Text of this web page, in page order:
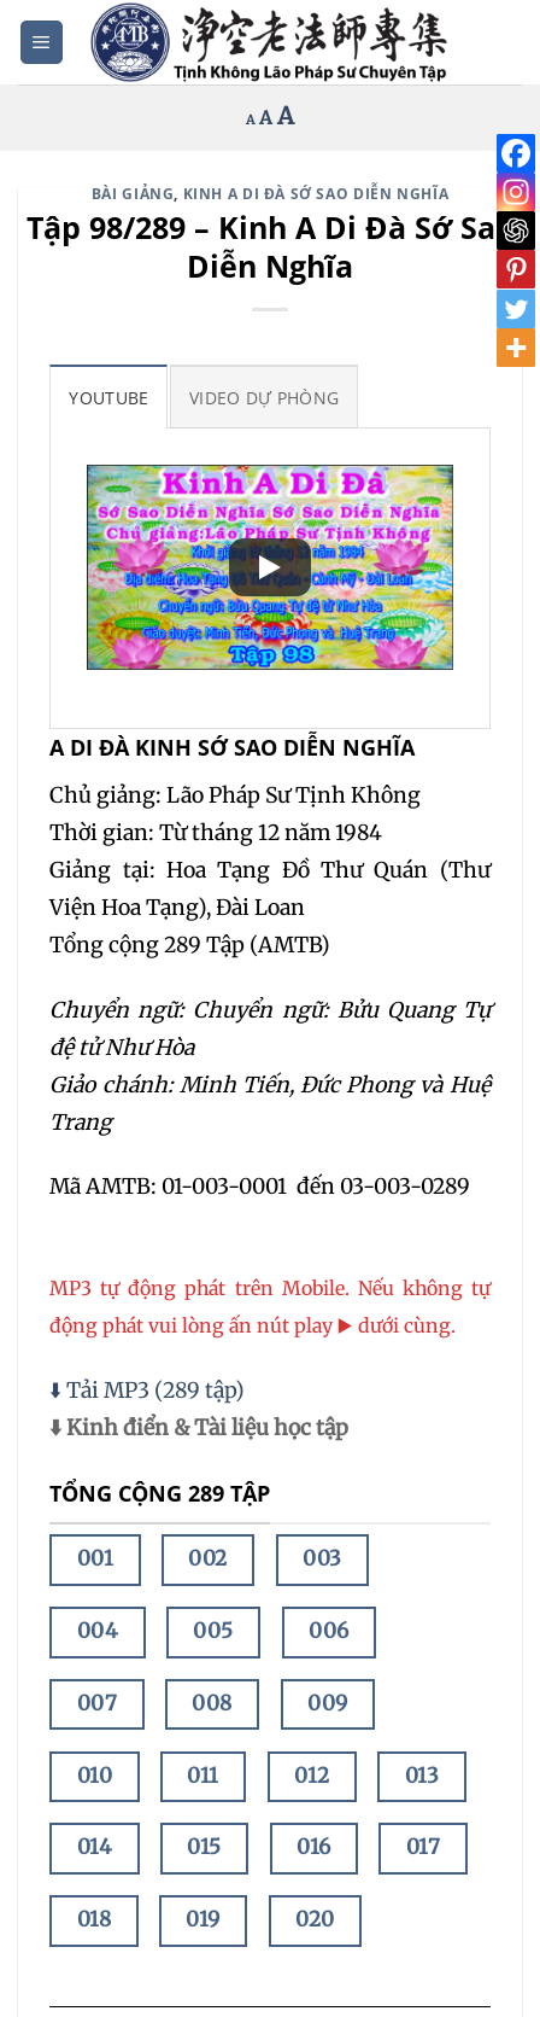
Bỏ
qua
nội
A Decrease
size.
A Reset
size.
A
size.
BÀI GIẢNG, KINH A DI ĐÀ SỚ SAO DIỄN NGHĨA
Tập 98/289 – Kinh A Di Đà Sớ Sao
Diễn Nghĩa
YOUTUBE VIDEO DỰ PHÒNG
A DI ĐÀ KINH SỚ SAO DIỄN NGHĨA
Chủ giảng: Lão Pháp Sư Tịnh Không
Thời gian: Từ tháng 12 năm 1984
Giảng tại: Hoa Tạng Đồ Thư Quán (Thư
Viện Hoa Tạng), Đài Loan
Tổng cộng 289 Tập (AMTB)
Chuyển ngữ: Chuyển ngữ: Bửu Quang Tự
đệ tử Như Hòa
Giảo chánh: Minh Tiến, Đức Phong và Huệ
Trang
Mã AMTB: 01-003-0001 đến 03-003-0289
MP3 tự động phát trên Mobile. Nếu không tự
động phát vui lòng ấn nút play ▶️ dưới cùng.
⬇️ Tải MP3 (289 tập)
⬇️ Kinh điển & Tài liệu học tập
TỔNG CỘNG 289 TẬP
001 002 003
004 005 006
007 008 009
010 011 012 013
014 015 016 017
018 019 020